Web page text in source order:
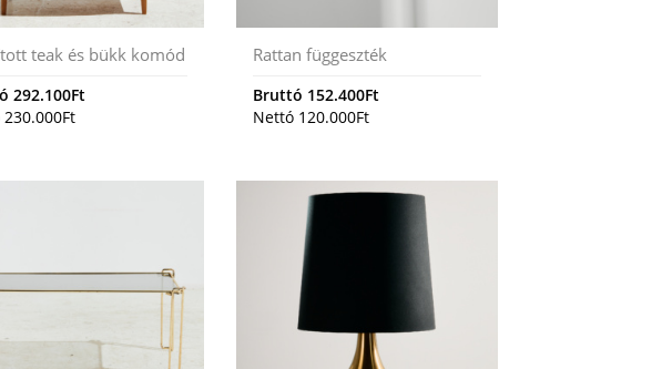
teak és bükk komód
292.100Ft
230.000Ft
Rattan függeszték
Bruttó 152.400Ft
Nettó 120.000Ft